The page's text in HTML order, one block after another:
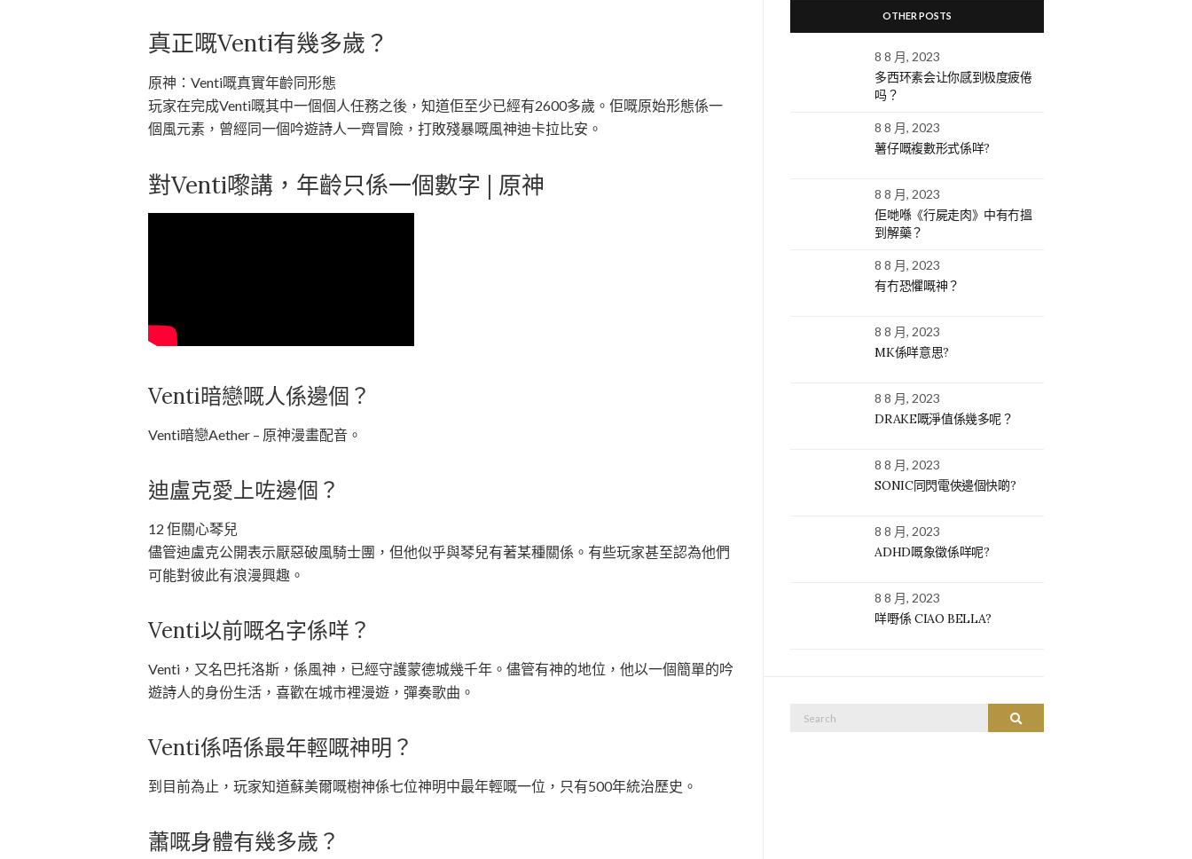
真正嘅Venti有幾多歲？
原神：Venti嘅真實年齡同形態
玩家在完成Venti嘅其中一個個人任務之後，知道佢至少已經有2600多歲。佢嘅原始形態係一
個風元素，曾經同一個吟遊詩人一齊冒險，打敗殘暴嘅風神迪卡拉比安。
對Venti嚟講，年齡只係一個數字 | 原神
Venti暗戀嘅人係邊個？
Venti暗戀Aether – 原神漫畫配音。
迪盧克愛上咗邊個？
12 佢關心琴兒
儘管迪盧克公開表示厭惡破風騎士團，但他似乎與琴兒有著某種關係。有些玩家甚至認為他們
可能對彼此有浪漫興趣。
Venti以前嘅名字係咩？
Venti，又名巴托洛斯，係風神，已經守護蒙德城幾千年。儘管有神的地位，他以一個簡單的吟
遊詩人的身份生活，喜歡在城市裡漫遊，彈奏歌曲。
Venti係唔係最年輕嘅神明？
到目前為止，玩家知道蘇美爾嘅樹神係七位神明中最年輕嘅一位，只有500年統治歷史。
蕭嘅身體有幾多歲？
OTHER POSTS
8 8 月, 2023
多西环素会让你感到极度疲倦
吗？
8 8 月, 2023
薯仔嘅複數形式係咩?
8 8 月, 2023
佢哋喺《行屍走肉》中有冇搵
到解藥？
8 8 月, 2023
有冇恐懼嘅神？
8 8 月, 2023
MK係咩意思?
8 8 月, 2023
DRAKE嘅淨值係幾多呢？
8 8 月, 2023
SONIC同閃電俠邊個快啲?
8 8 月, 2023
ADHD嘅象徵係咩呢?
8 8 月, 2023
咩嘢係 CIAO BELLA?
SEARCH